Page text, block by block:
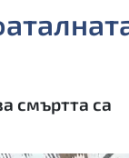
МЛАДЕЖКА
МОЯТ ГРАД
ТЕХНОЛОГИИ
смъртта са